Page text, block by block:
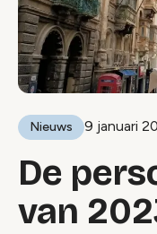
Nieuws 9 januari
De
van